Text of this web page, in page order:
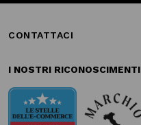
CONTATTACI
I NOSTRI RICONOSCIMENTI